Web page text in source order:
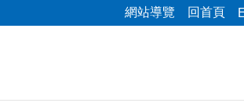
網站導覽 回首頁